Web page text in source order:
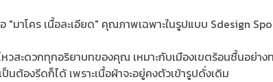
"มาโคร เนื้อละเอียด" คุณภาพเฉพาะในรูปแบบ Sdesign
สะดวกทุกอริยาบทของคุณ เหมาะกับเมืองเขตร้อนชื้นอย่าง
นต้องรีดก็ได้ เพราะเนื้อผ้าจะอยู่คงตัวเข้ารูปดั่งเดิม